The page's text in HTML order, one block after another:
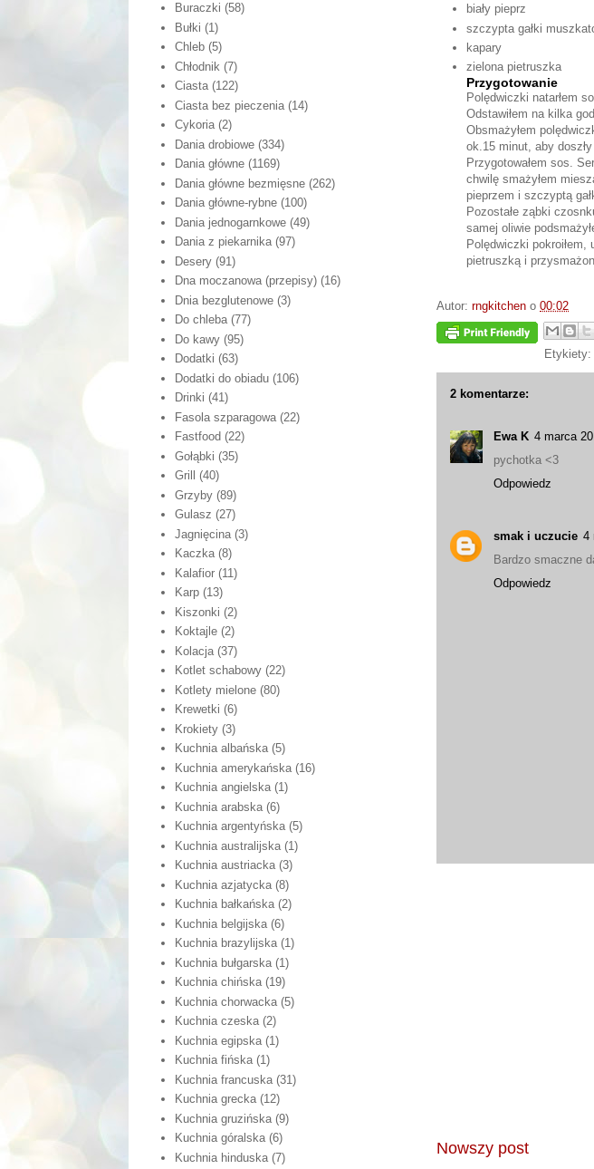
biały pieprz
szczypta gałki
kapary
zielona pietruszka
Przygotowanie
Polędwiczki natarłem
Odstawiłem na kilka
Obsmażyłem
ok.15 minut, aby
Przygotowałem sos.
chwilę smażyłem
pieprzem i szczyptą
Pozostałe ząbki
samej oliwie
Polędwiczki pokroiłem,
pietruszką i
Autor: rngkitchen o 00:02
Etykiety:
2 komentarze:
Ewa K 4 marca
pychotka <3
Odpowiedz
smak i uczucie 4
Bardzo smaczne
Odpowiedz
Nowszy post
Buraczki (58)
Bułki (1)
Chleb (5)
Chłodnik (7)
Ciasta (122)
Ciasta bez pieczenia (14)
Cykoria (2)
Dania drobiowe (334)
Dania główne (1169)
Dania główne bezmięsne (262)
Dania główne-rybne (100)
Dania jednogarnkowe (49)
Dania z piekarnika (97)
Desery (91)
Dna moczanowa (przepisy) (16)
Dnia bezglutenowe (3)
Do chleba (77)
Do kawy (95)
Dodatki (63)
Dodatki do obiadu (106)
Drinki (41)
Fasola szparagowa (22)
Fastfood (22)
Gołąbki (35)
Grill
(40)
Grzyby (89)
Gulasz (27)
Jagnięcina (3)
Kaczka (8)
Kalafior (11)
Karp (13)
Kiszonki (2)
Koktajle (2)
Kolacja (37)
Kotlet schabowy (22)
Kotlety mielone (80)
Krewetki (6)
Krokiety (3)
Kuchnia albańska (5)
Kuchnia amerykańska (16)
Kuchnia angielska (1)
Kuchnia arabska (6)
Kuchnia argentyńska (5)
Kuchnia australijska (1)
Kuchnia austriacka (3)
Kuchnia azjatycka (8)
Kuchnia bałkańska (2)
Kuchnia belgijska (6)
Kuchnia brazylijska (1)
Kuchnia bułgarska (1)
Kuchnia chińska (19)
Kuchnia chorwacka (5)
Kuchnia czeska (2)
Kuchnia egipska (1)
Kuchnia fińska (1)
Kuchnia francuska (31)
Kuchnia grecka (12)
Kuchnia gruzińska (9)
Kuchnia góralska (6)
Kuchnia hinduska (7)